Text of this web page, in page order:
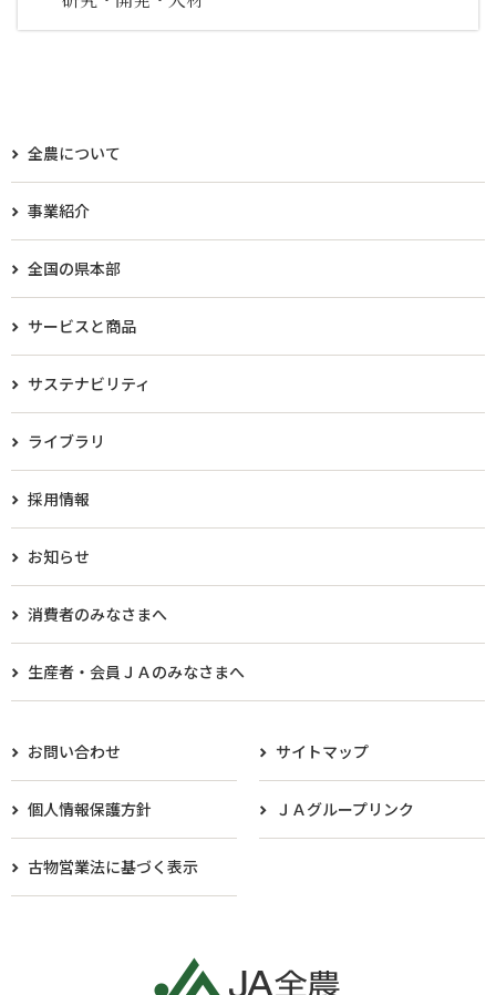
全農について
事業紹介
全国の県本部
サービスと商品
サステナビリティ
ライブラリ
採用情報
お知らせ
消費者のみなさまへ
生産者・会員ＪＡのみなさまへ​
お問い合わせ サイトマップ
個人情報保護方針 ＪＡグループリンク
古物営業法に基づく表示